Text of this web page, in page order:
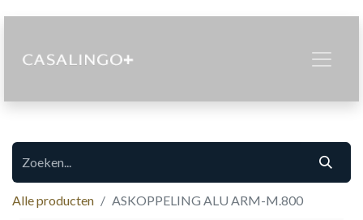
Alle producten ASKOPPELING ALU ARM-M.800